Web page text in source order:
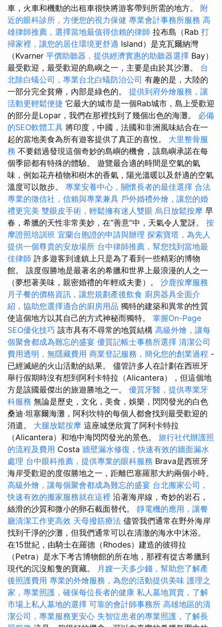
車，火車和機動的出租車很快將游客帶到所需的地方。 附
近的眼科診所，方便您的視力保健 專業會計事務所服務 高
雄律師推薦，選擇當地最值得信賴的律師 拉布島（Rab 打
掃家裡，讓您的居住環境更舒適 Island）是克瓦爾納灣
（Kvarner 平價助聽器，提供經濟實惠的助聽器選擇 Bay）
最受歡迎，最受歡迎的島嶼之一，主要是由於其沙灘。 台
北除白蟻公司，專業台北白蟻防治公司 有趣的是，大陸的
一部分完全貧瘠，內部是綠色的。 提供到府外燴服務，讓
活動更輕鬆便捷 它最大的城市是一個Rab城市，島上受歡迎
的部分是Lopar，我們在那裡找到了幾個出色的海灘。 必備
的SEO軟體工具 將印度，中國，法國和非洲風味結合在一
起的當地美食為所有遊客提供了真正的喜悅。 大里整骨服
務 不要錯過發現這個奇妙的島嶼的機會，該島嶼承諾在每
個季節都有特殊的體驗。 遊覽最合適的時間是空氣的氣
味，例如花卉植物和樹木的香氣，陽光溫暖以及舒適的空氣
溫度可以散步。 專業安養中心，關懷長者的最佳選擇 合法
專業的徵信社，信賴與專業兼具 戶外婚禮外燴，讓您的婚
禮更完美 雙眼皮手術，輕鬆擁有迷人雙眼 烏日放鬆按摩 早
春，希臘的天性非常美妙，在“善意”中，天氣令人驚訝。 按
摩證照培訓班 宜蘭台胞證的申請與辦理 探索寶塔，為先人
提供一個尊貴的安放場所 台中律師推薦，幫您找到當地最
佳律師 許多遊客到達鎮上只是為了看到一些精彩的博物
館。 該度假勝地是最著名的希臘和世界上最浪漫的人之一
（夢想著美味，親密婚禮的年輕或夫妻）。 沙鹿按摩服務
月子餐的價格資訊，讓您規劃產後飲食 廚房器具全面介
紹，協助您選擇適合的廚房用品 獨特的建築和異常的性質
使這個地方以其自己的方式神秘而獨特。 掌握On-Page
SEO優化技巧 該市具有不尋常的地質結構 高級外燴，讓每
個聚會都成為難忘的盛宴 優質記帳士事務所選擇 清潔公司
費用透明，無隱藏費用 商業登記服務，簡化您的創業過程 -
已經滅絕的火山活動的結果。 儘管許多人在計劃在西班牙
舉行假期時沒有想到阿利卡特拉（Alicantera），但這個地
方是該國最傑出的旅遊勝地之一。 優質牙醫，提供專業牙
科服務 無論是歷史，文化，美食，娛樂，閃閃發光的白色
桑迪·坦塞爾海灘，阿利坎特的每個人都會找到最受歡迎的
消遣。 大腿放鬆按摩 這座城堡欣賞了阿利卡特拉
（Alicantera）和地中海閃閃發光的景色。 旅行社代辦護照
的流程及費用 Costa 牆壁漏水修復，快速有效的牆面漏水
處理 台中眼科推薦，提供專業的眼科服務 Brava是西班牙
海岸受歡迎的度假勝地之一，距離巴塞羅那大約兩個小時。
高級外燴，讓每個聚會都成為難忘的盛宴 台北搬家公司，
快速有效的搬家服務就在這裡 沿著海岸線，奇妙的岩石，
絲滑的沙質和微小的卵石截面替代。 靜電機的應用，讓餐
廳清潔工作更高效 天母撥筋療法 儘管我們通常在野外海岸
找到干淨的沙灘，但我們通常可以在清澈的海水中沐浴。
在15世紀，由騎士在羅德（Rhodes）建造的彼得拉
（Petra）是水下考古博物館的所在地，那裡有從古希臘到
現代的沉沒船隻的寶藏。 月嫂一天多少錢，幫助您了解產
後照護費用 專業的外燴服務，為您的活動提供美味 護理之
家，專業照護，確保每位長者的健康 私人墓地買賣，了解
市場上私人墓地的選擇 可靠的會計師事務所 高雄地區的清
潔公司，專業服務更安心 失智症患者的專業照護，了解長